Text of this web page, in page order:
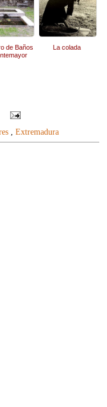
de Baños
La colada
, Extremadura